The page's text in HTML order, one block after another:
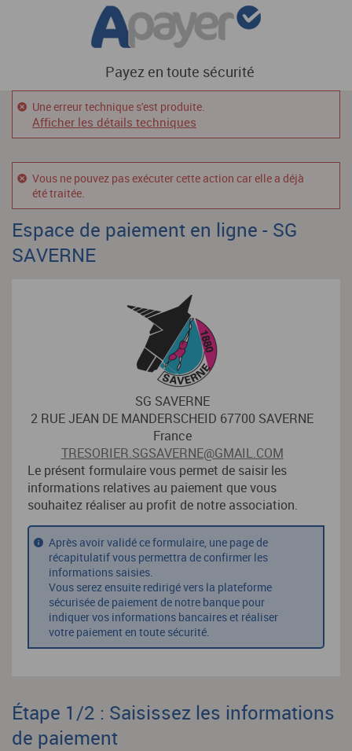
Payez en toute sécurité
Une erreur technique s'est produite.
Afficher les détails techniques
Vous ne pouvez pas exécuter cette action car elle a déjà
été traitée.
Espace de paiement en ligne - SG
SAVERNE
SG SAVERNE
2 RUE JEAN DE MANDERSCHEID 67700 SAVERNE
France
TRESORIER.SGSAVERNE@GMAIL.COM
Le présent formulaire vous permet de saisir les
informations relatives au paiement que vous
souhaitez réaliser au profit de notre association.
Après avoir validé ce formulaire, une page de
récapitulatif vous permettra de confirmer les
informations saisies.
Vous serez ensuite redirigé vers la plateforme
sécurisée de paiement de notre banque pour
indiquer vos informations bancaires et réaliser
votre paiement en toute sécurité.
Étape 1/2 : Saisissez les informations
de paiement